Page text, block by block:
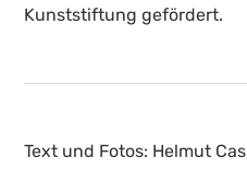
Kunststiftung gefördert.
Text und Fotos: Helmut